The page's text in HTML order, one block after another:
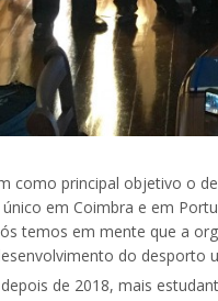
como principal objetivo o
em Coimbra e em
temos em mente que a
do desporto
de 2018, mais